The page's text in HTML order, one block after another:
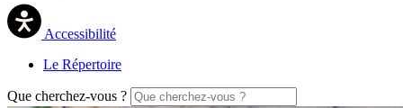
Accessibilité
Le Répertoire
Que cherchez-vous ?